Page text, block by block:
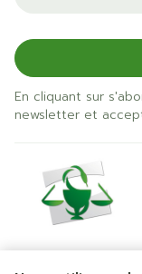
En cliquant sur
newsletter et